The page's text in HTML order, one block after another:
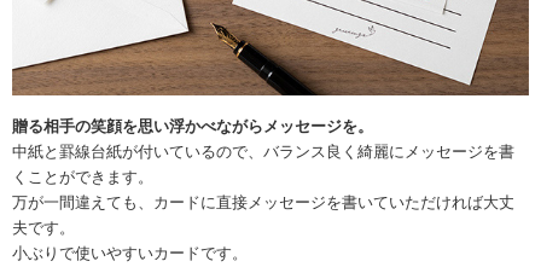
贈る相手の笑顔を思い浮かべながらメッセージを。
中紙と罫線台紙が付いているので、バランス良く綺麗にメッセージを書
くことができます。
万が一間違えても、カードに直接メッセージを書いていただければ大丈
夫です。
小ぶりで使いやすいカードです。